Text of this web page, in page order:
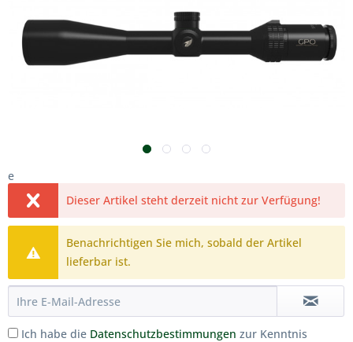
e
Dieser Artikel steht derzeit nicht zur Verfügung!
Benachrichtigen Sie mich, sobald der Artikel
lieferbar ist.
Ich habe die Datenschutzbestimmungen zur Kenntnis